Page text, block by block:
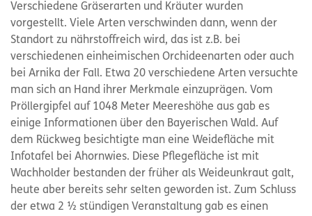
Verschiedene Gräserarten und Kräuter wurden
vorgestellt. Viele Arten verschwinden dann, wenn der
Standort zu nährstoffreich wird, das ist z.B. bei
verschiedenen einheimischen Orchideenarten oder auch
bei Arnika der Fall. Etwa 20 verschiedene Arten versuchte
man sich an Hand ihrer Merkmale einzuprägen. Vom
Pröllergipfel auf 1048 Meter Meereshöhe aus gab es
einige Informationen über den Bayerischen Wald. Auf
dem Rückweg besichtigte man eine Weidefläche mit
Infotafel bei Ahornwies. Diese Pflegefläche ist mit
Wachholder bestanden der früher als Weideunkraut galt,
heute aber bereits sehr selten geworden ist. Zum Schluss
der etwa 2 ½ stündigen Veranstaltung gab es einen